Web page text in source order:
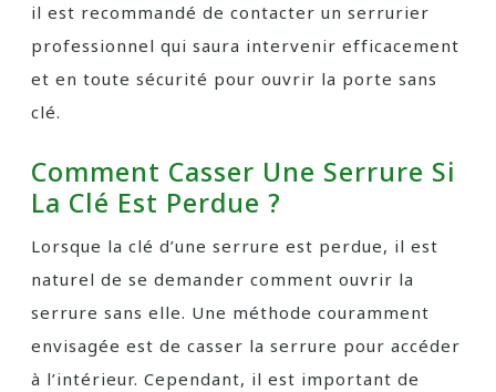
il est recommandé de contacter un serrurier
professionnel qui saura intervenir efficacement
et en toute sécurité pour ouvrir la porte sans
clé.
Comment Casser Une Serrure Si
La Clé Est Perdue ?
Lorsque la clé d’une serrure est perdue, il est
naturel de se demander comment ouvrir la
serrure sans elle. Une méthode couramment
envisagée est de casser la serrure pour accéder
à l’intérieur. Cependant, il est important de